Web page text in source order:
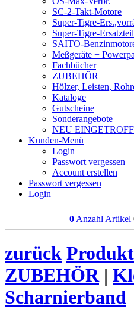
SC-2-Takt-Motore
Super-Tigre-
Super-Tigre-
SAITO-
Meßgeräte +
Fachbücher
ZUBEHÖR
Hölzer, Leisten,
Kataloge
Gutscheine
Sonderangebote
NEU
Kunden-Menü
Login
Passwort vergessen
Account erstellen
Passwort vergessen
Login
0 Anzahl Artikel
zurück
ZUBEHÖR|
Scharnierband